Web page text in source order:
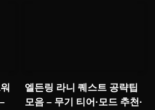
엘든링 라니 퀘스트 공략팁
모음 – 무기 티어·모드 추천·